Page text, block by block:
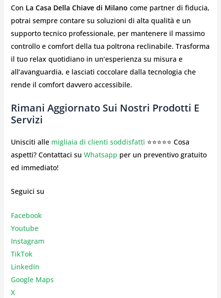
Con La Casa Della Chiave di Milano come partner di fiducia,
potrai sempre contare su soluzioni di alta qualità e un
supporto tecnico professionale, per mantenere il massimo
controllo e comfort della tua poltrona reclinabile. Trasforma
il tuo relax quotidiano in un’esperienza su misura e
all’avanguardia, e lasciati coccolare dalla tecnologia che
rende il comfort davvero accessibile.
Rimani Aggiornato Sui Nostri Prodotti E
Servizi
Unisciti alle migliaia di clienti soddisfatti ⭐⭐⭐⭐⭐ Cosa
aspetti? Contattaci su Whatsapp per un preventivo gratuito
ed immediato!
Seguici su
Facebook
Youtube
Instagram
TikTok
LinkedIn
Google Maps
X